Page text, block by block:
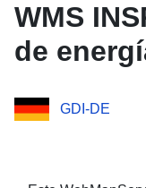
WMS
de
GDI-DE